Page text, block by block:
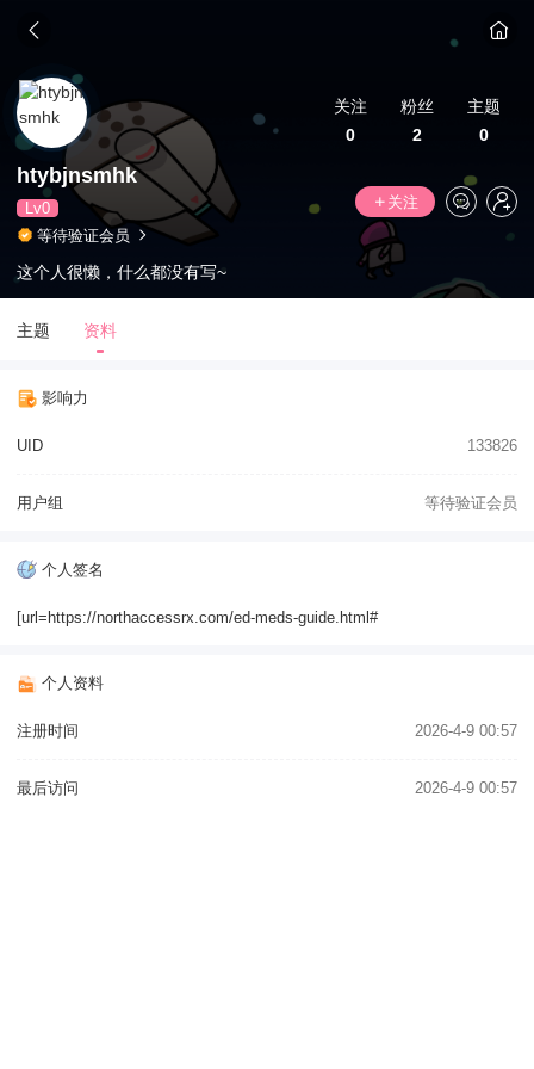
关注
0
粉丝
2
主题
0
htybjnsmhk
Lv0
关注
等待验证会员
这个人很懒，什么都没有写~
主题 资料
影响力
UID 133826
用户组 等待验证会员
个人签名
[url=https://northaccessrx.com/ed-meds-guide.html#
个人资料
注册时间 2026-4-9 00:57
最后访问 2026-4-9 00:57